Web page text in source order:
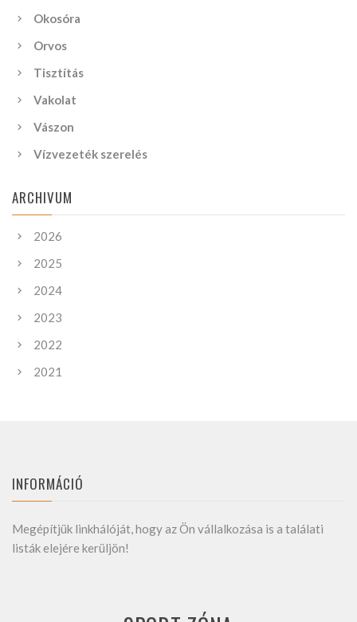
Okosóra
Orvos
Tisztítás
Vakolat
Vászon
Vízvezeték szerelés
ARCHIVUM
2026
2025
2024
2023
2022
2021
INFORMÁCIÓ
Megépítjük linkhálóját, hogy az Ön vállalkozása is a találati
listák elejére kerüljön!